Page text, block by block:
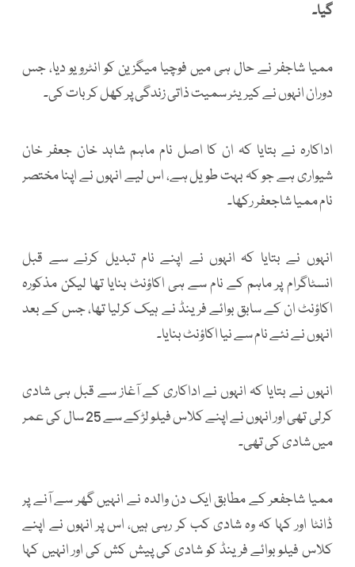
گیا۔
ممیا شاجفر نے حال ہی میں فوچیا میگزین کو انٹرویو دیا، جس
دوران انہوں نے کیریئر سمیت ذاتی زندگی پر کھل کر بات کی۔
اداکارہ نے بتایا کہ ان کا اصل نام ماہم شاہد خان جعفر خان
شیواری ہے جو کہ بہت طویل ہے، اس لیے انہوں نے اپنا مختصر
نام ممیا شاجعفر رکھا۔
انہوں نے بتایا کہ انہوں نے اپنے نام تبدیل کرنے سے قبل
انسٹاگرام پر ماہم کے نام سے ہی اکاؤنٹ بنایا تھا لیکن مذکورہ
اکاؤنٹ ان کے سابق بوائے فرینڈ نے ہیک کرلیا تھا، جس کے بعد
انہوں نے نئے نام سے نیا اکاؤنٹ بنایا۔
انہوں نے بتایا کہ انہوں نے اداکاری کے آغاز سے قبل ہی شادی
کرلی تھی اور انہوں نے اپنے کلاس فیلو لڑکے سے 25 سال کی عمر
میں شادی کی تھی۔
ممیا شاجفعر کے مطابق ایک دن والدہ نے انہیں گھر سے آنے پر
ڈانٹا اور کہا کہ وہ شادی کب کر رہی ہیں، اس پر انہوں نے اپنے
کلاس فیلو بوائے فرینڈ کو شادی کی پیش کش کی اور انہیں کہا